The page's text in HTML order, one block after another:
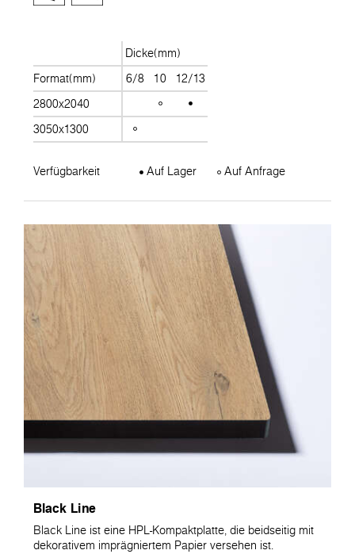
Dicke(mm)
Format(mm)
6/8 10
12/13
2800x2040
3050x1300
Verfügbarkeit Auf Lager Auf Anfrage
Black Line
Black Line ist eine HPL-Kompaktplatte, die beidseitig mit
dekorativem imprägniertem Papier versehen ist.